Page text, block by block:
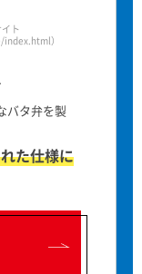
ト
）
バタ弁を製
た仕様に